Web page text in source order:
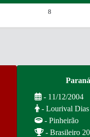
8
- 11/12/2004
- Lourival
- Pinheirão
- Brasileiro